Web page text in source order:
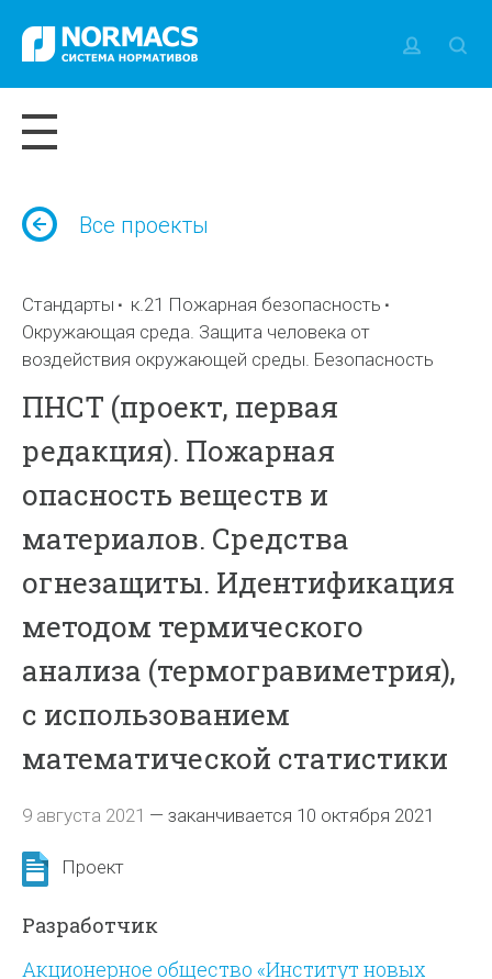
Все проекты
Стандарты
к.21 Пожарная безопасность
Окружающая среда. Защита человека от
воздействия окружающей среды. Безопасность
ПНСТ (проект, первая
редакция). Пожарная
опасность веществ и
материалов. Средства
огнезащиты. Идентификация
методом термического
анализа (термогравиметрия),
с использованием
математической статистики
9 августа 2021 —заканчивается 10 октября 2021
Проект
Разработчик
Акционерное общество «Институт новых